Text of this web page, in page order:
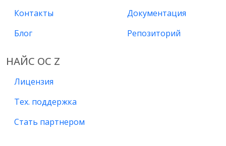
Контакты
Блог
Документация
Репозиторий
НАЙС ОС Z
Лицензия
Тех. поддержка
Стать партнером